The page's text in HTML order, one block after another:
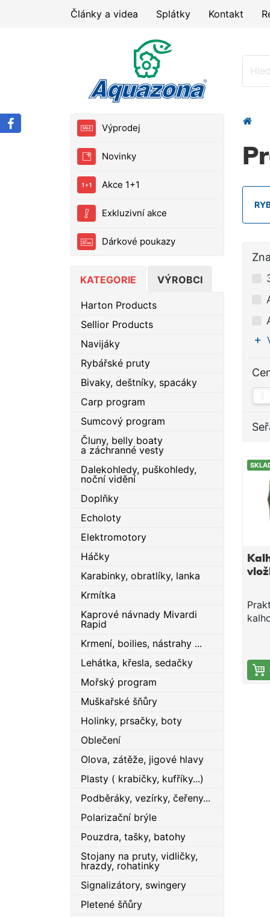
Články a videa Splátky Kontakt
Výprodej
Novinky
Akce 1+1
Exkluzivní akce
Dárkové poukazy
KATEGORIE VÝROBCI
Harton Products
Sellior Products
Navijáky
Rybářské pruty
Bivaky, deštníky, spacáky
Carp program
Sumcový program
Čluny, belly boaty
a záchranné vesty
Dalekohledy, puškohledy,
noční vidění
Doplňky
Echoloty
Elektromotory
Háčky
Karabinky, obratlíky, lanka
Krmítka
Kaprové návnady Mivardi
Rapid
Krmení, boilies, nástrahy ...
Lehátka, křesla, sedačky
Mořský program
Muškařské šňůry
Holinky, prsačky, boty
Oblečení
Olova, zátěže, jigové hlavy
Plasty ( krabičky, kufříky...)
Podběráky, vezírky, čeřeny...
Polarizační brýle
Pouzdra, tašky, batohy
Stojany na pruty, vidličky,
hrazdy, rohatinky
Signalizátory, swingery
Pletené šňůry
pro